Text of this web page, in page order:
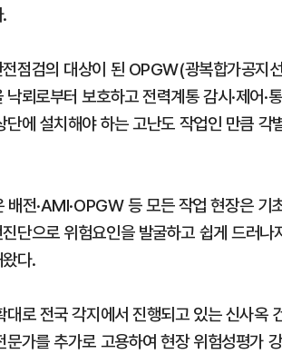
점검의 대상이 된 OPGW(광복합가공지
낙뢰로부터 보호하고 전력계통 감시·제어
단에 설치해야 하는 고난도 작업인 만큼
배전·AMI·OPGW 등 모든 작업 현장은 기
단으로 위험요인을 발굴하고 쉽게 드러
다.
대로 전국 각지에서 진행되고 있는 신사옥
문가를 추가로 고용하여 현장 위험성평가